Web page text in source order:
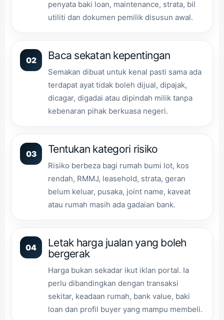
penyata baki loan, maintenance, strata, bil
utiliti dan dokumen pemilik disusun awal.
02 Baca sekatan kepentingan
Semakan dibuat untuk kenal pasti sama ada
terdapat ayat tidak boleh dijual, dipajak,
dicagar, digadai atau dipindah milik tanpa
kebenaran pihak berkuasa negeri.
03 Tentukan kategori risiko
Risiko berbeza bagi rumah bumi lot, kos
rendah, RMMJ, leasehold, strata, geran
belum keluar, pusaka, joint name, kaveat
atau rumah masih ada gadaian bank.
04
Letak harga jualan yang boleh
bergerak
Harga bukan sekadar ikut iklan portal. Ia
perlu dibandingkan dengan transaksi
sekitar, keadaan rumah, bank value, baki
loan dan profil buyer yang mampu membeli.